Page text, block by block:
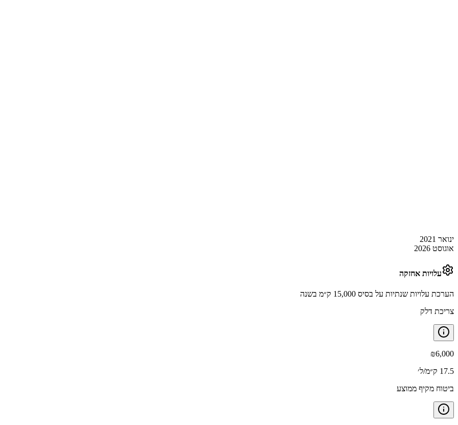
ינואר 2021
אוגוסט 2026
עלויות אחזקה
הערכת עלויות שנתיות על בסיס 15,000 ק״מ בשנה
צריכת דלק
₪6,000
17.5 ק״מ/ל׳
ביטוח מקיף ממוצע